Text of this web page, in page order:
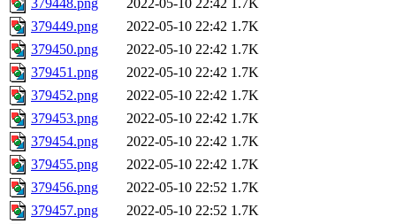
379448.png
2022-05-10 22:42 1.7K
379449.png
2022-05-10 22:42 1.7K
379450.png
2022-05-10 22:42 1.7K
379451.png
2022-05-10 22:42 1.7K
379452.png
2022-05-10 22:42 1.7K
379453.png
2022-05-10 22:42 1.7K
379454.png
2022-05-10 22:42 1.7K
379455.png
2022-05-10 22:42 1.7K
379456.png
2022-05-10 22:52 1.7K
379457.png
2022-05-10 22:52 1.7K